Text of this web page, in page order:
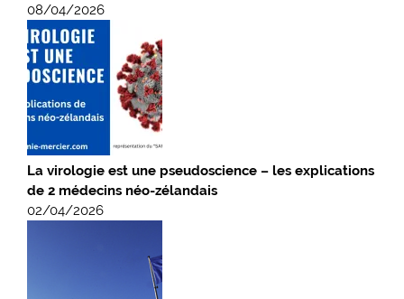
08/04/2026
La virologie est une pseudoscience – les explications
de 2 médecins néo-zélandais
02/04/2026